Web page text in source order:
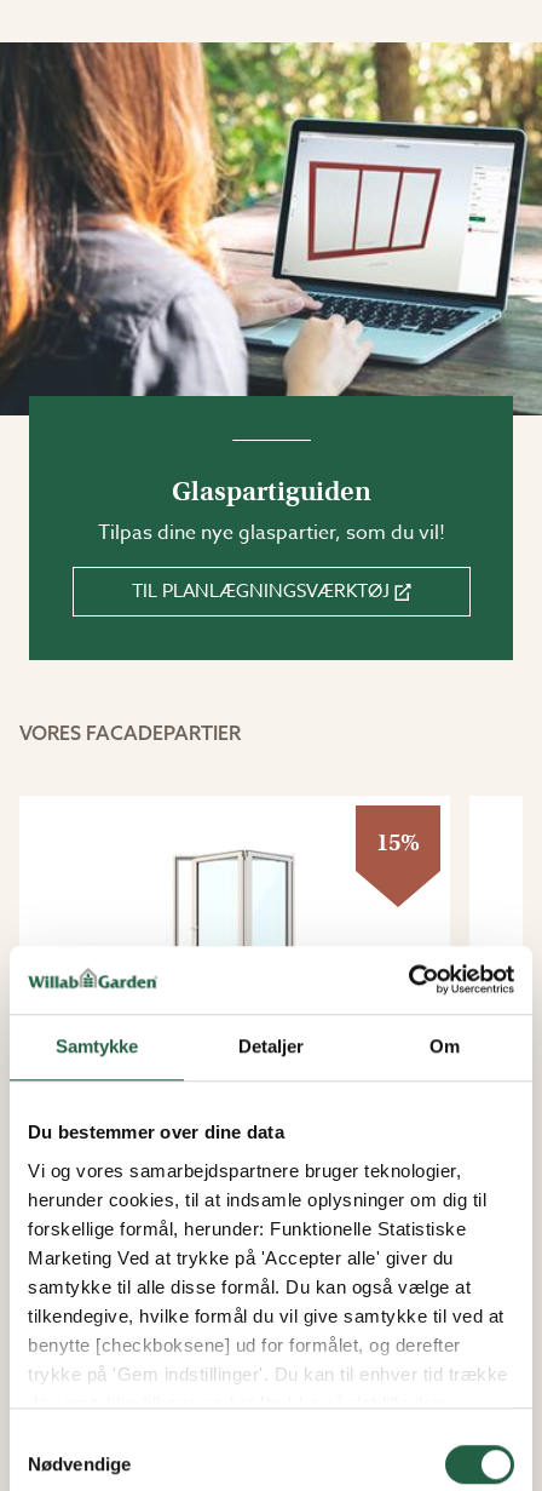
Samtykke Detaljer Om
Du bestemmer over dine data
Vi og vores samarbejdspartnere bruger teknologier,
herunder cookies, til at indsamle oplysninger om dig til
forskellige formål, herunder: Funktionelle Statistiske
Marketing Ved at trykke på 'Accepter alle' giver du
samtykke til alle disse formål. Du kan også vælge at
tilkendegive, hvilke formål du vil give samtykke til ved at
benytte [checkboksene] ud for formålet, og derefter
trykke på 'Gem indstillinger'. Du kan til enhver tid trække
dit samtykke tilbage ved at [trykke på det lille ikon
mere om vores brug af cookies og andre teknologier,
Nødvendige
Glaspartiguiden
Tilpas dine nye glaspartier, som du vil!
TIL PLANLÆGNINGSVÆRKTØJ
VORES FACADEPARTIER
15%
Vinterhave Plus
WG 95 Dør 2-delt
Fra
33.596 kr.
28.557 kr.